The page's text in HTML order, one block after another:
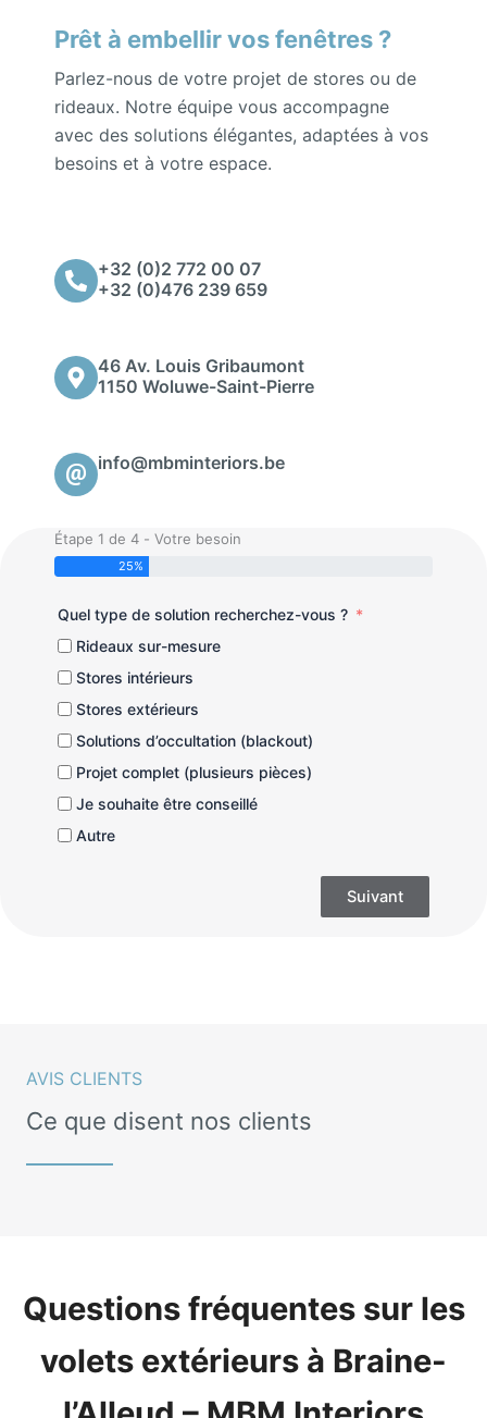
Prêt à embellir vos fenêtres ?
Parlez-nous de votre projet de stores ou de
rideaux. Notre équipe vous accompagne
avec des solutions élégantes, adaptées à vos
besoins et à votre espace.
+32 (0)2 772 00 07
+32 (0)476 239 659
46 Av. Louis Gribaumont
1150 Woluwe-Saint-Pierre
info@mbminteriors.be
Étape 1 de 4 - Votre besoin
25%
Quel type de solution recherchez-vous ?
Rideaux sur-mesure
Stores intérieurs
Stores extérieurs
Solutions d’occultation (blackout)
Projet complet (plusieurs pièces)
Je souhaite être conseillé
Autre
Suivant
AVIS CLIENTS
Ce que disent nos clients
Questions fréquentes sur les
volets extérieurs à Braine-